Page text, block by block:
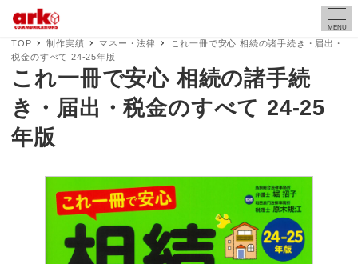
MENU
TOP 制作実績 マネー・法律
これ一冊で安心 相続の諸手続き・届出・
税金のすべて 24-25年版
これ一冊で安心 相続の諸手続
き・届出・税金のすべて 24-25
年版